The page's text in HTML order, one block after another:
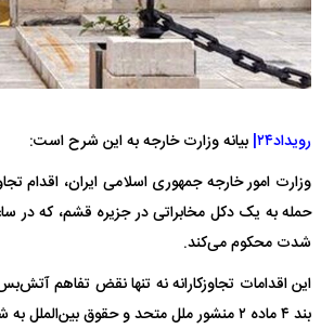
رویداد۲۴|
بیانه وزارت خارجه به این شرح است:
وزارت امور خارجه جمهوری اسلامی ایران، اقدام
شدت محکوم می‌کند.
بند ۴ ماده ۲ منشور ملل متحد و حقوق بین‌الملل به شمار می‌آید.
برگزار می‌شود
پرسپولیس